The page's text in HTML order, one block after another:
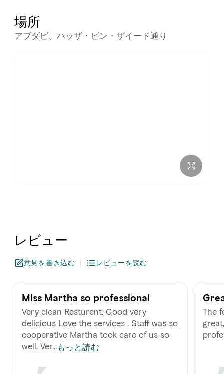
場所
アブダビ、ハッザ・ビン・ザイード通り
レビュー
意見を書き込む レビューを読む
Miss Martha so professional
Very clean Resturent. Good very
delicious Love the services . Staff was so
cooperative Martha took care of us so
well. Ver...もっと読む
The